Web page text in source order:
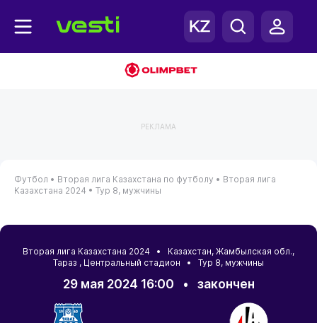
РЕКЛАМА
Футбол • Вторая лига Казахстана по футболу • Вторая лига
Казахстана 2024 • Тур 8, мужчины
Вторая лига Казахстана 2024 • Казахстан, Жамбылская обл.,
Тараз , Центральный стадион • Тур 8, мужчины
29 мая 2024 16:00 • закончен